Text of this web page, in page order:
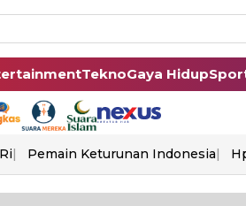
TeknoGaya Hidup
Pemain Keturunan Indonesia